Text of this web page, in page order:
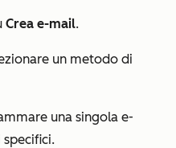
Crea e-mail.
un metodo di
una singola e-